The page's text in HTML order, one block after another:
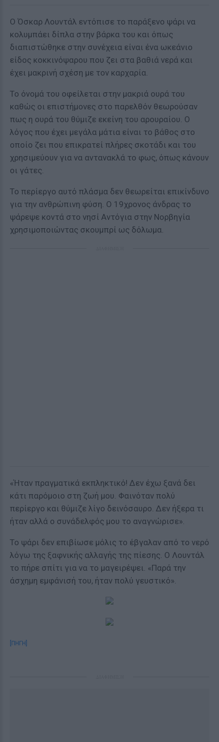
Ο Όσκαρ Λουντάλ εντόπισε το παράξενο ψάρι να
κολυμπάει δίπλα στην βάρκα του και όπως
διαπιστώθηκε στην συνέχεια είναι ένα ωκεάνιο
είδος κοκκινόψαρου που ζει στα βαθιά νερά και
έχει μακρινή σχέση με τον καρχαρία.
Το όνομά του οφείλεται στην μακριά ουρά του
καθώς οι επιστήμονες στο παρελθόν θεωρούσαν
πως η ουρά του θύμιζε εκείνη του αρουραίου. Ο
λόγος που έχει μεγάλα μάτια είναι το βάθος στο
οποίο ζει που επικρατεί πλήρες σκοτάδι και του
χρησιμεύουν για να αντανακλά το φως, όπως κάνουν
οι γάτες.
Το περίεργο αυτό πλάσμα δεν θεωρείται επικίνδυνο
για την ανθρώπινη φύση. Ο 19χρονος άνδρας το
ψάρεψε κοντά στο νησί Αντόγια στην Νορβηγία
χρησιμοποιώντας σκουμπρί ως δόλωμα.
«Ήταν πραγματικά εκπληκτικό! Δεν έχω ξανά δει
κάτι παρόμοιο στη ζωή μου. Φαινόταν πολύ
περίεργο και θύμιζε λίγο δεινόσαυρο. Δεν ήξερα τι
ήταν αλλά ο συνάδελφός μου το αναγνώρισε».
Το ψάρι δεν επιβίωσε μόλις το έβγαλαν από το νερό
λόγω της ξαφνικής αλλαγής της πίεσης. Ο Λουντάλ
το πήρε σπίτι για να το μαγειρέψει. «Παρά την
άσχημη εμφάνισή του, ήταν πολύ γευστικό».
[ΠΗΓΗ]